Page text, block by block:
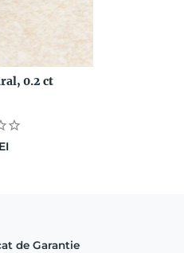
0.2 ct
de Garantie